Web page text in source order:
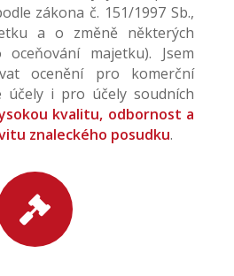
zákona č. 151/1997 Sb.,
a o změně některých
majetku). Jsem
ocenění pro komerční
účely i pro účely soudních
kvalitu, odbornost a
znaleckého posudku.
